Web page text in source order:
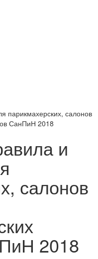
салонов
СанПиН 2018
и
салонов
2018